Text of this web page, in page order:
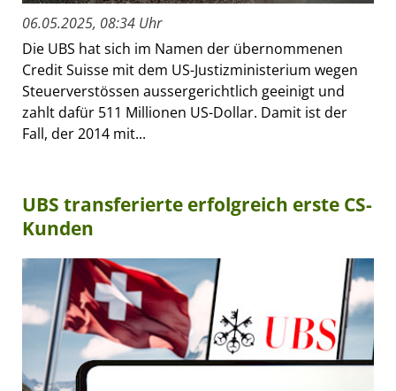
06.05.2025, 08:34 Uhr
Die UBS hat sich im Namen der übernommenen
Credit Suisse mit dem US-Justizministerium wegen
Steuerverstössen aussergerichtlich geeinigt und
zahlt dafür 511 Millionen US-Dollar. Damit ist der
Fall, der 2014 mit...
UBS transferierte erfolgreich erste CS-
Kunden